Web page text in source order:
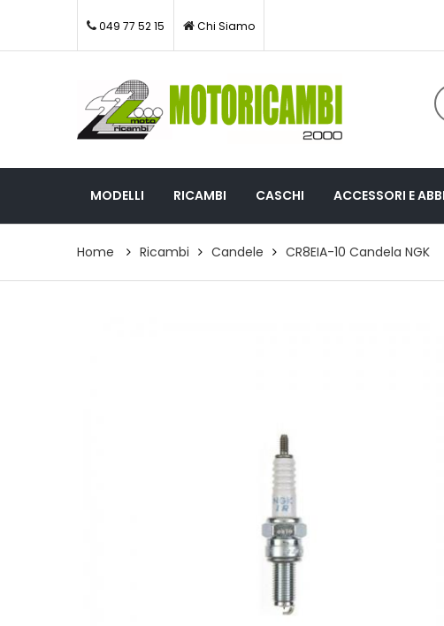
049 77 52 15 Chi Siamo
MODELLI RICAMBI CASCHI ACCESSORI E
Home Ricambi Candele CR8EIA-10 Candela NGK